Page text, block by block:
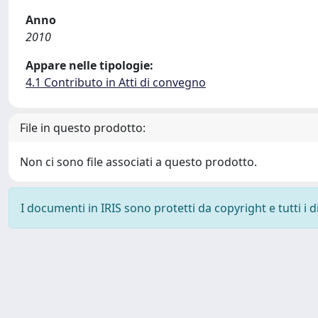
Anno
2010
Appare nelle tipologie:
4.1 Contributo in Atti di convegno
File in questo prodotto:
Non ci sono file associati a questo prodotto.
I documenti in IRIS sono protetti da copyright e tutti i